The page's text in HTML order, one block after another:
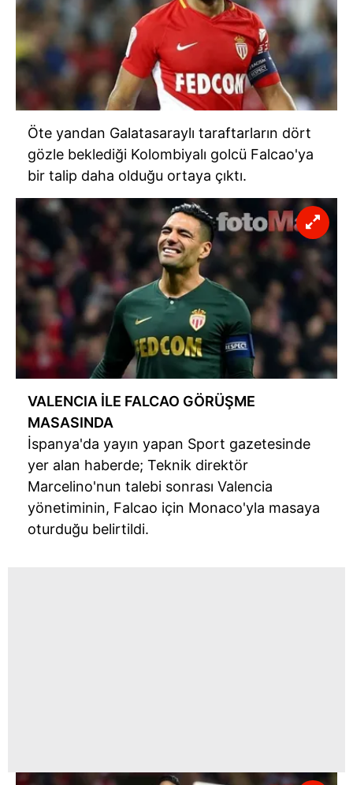
Öte yandan Galatasaraylı taraftarların dört
gözle beklediği Kolombiyalı golcü Falcao'ya
bir talip daha olduğu ortaya çıktı.
VALENCIA İLE FALCAO GÖRÜŞME
MASASINDA
İspanya'da yayın yapan Sport gazetesinde
yer alan haberde; Teknik direktör
Marcelino'nun talebi sonrası Valencia
yönetiminin, Falcao için Monaco'yla masaya
oturduğu belirtildi.